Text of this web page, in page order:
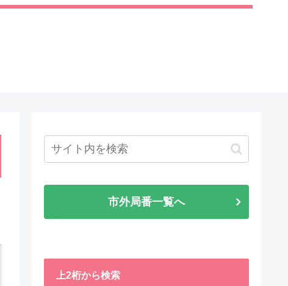
市外局番一覧へ
上2桁から検索